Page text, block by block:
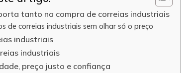
tanto na compra de correias industriais
de correias industriais sem olhar só o preço
industriais
industriais
preço justo e confiança